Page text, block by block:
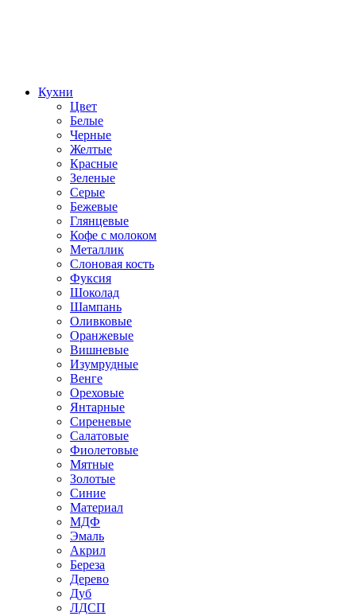
Кухни
Цвет
Белые
Черные
Желтые
Красные
Зеленые
Серые
Бежевые
Глянцевые
Кофе с молоком
Металлик
Слоновая кость
Фуксия
Шоколад
Шампань
Оливковые
Оранжевые
Вишневые
Изумрудные
Венге
Ореховые
Янтарные
Сиреневые
Салатовые
Фиолетовые
Мятные
Золотые
Синие
Материал
МДФ
Эмаль
Акрил
Береза
Дерево
Дуб
ЛДСП